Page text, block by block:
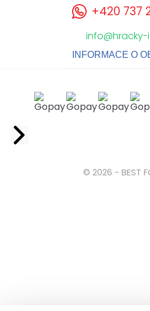
+420 737
INFORMACE O
© 2026 - BEST